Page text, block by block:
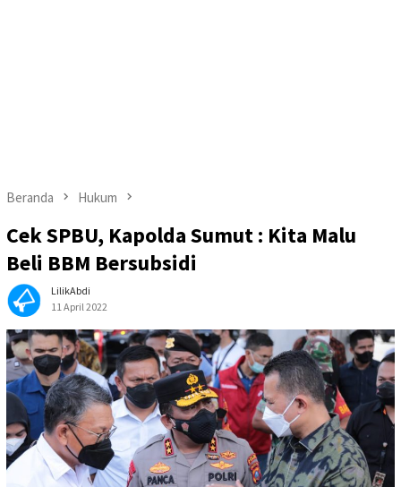
Beranda Hukum
Cek SPBU, Kapolda Sumut : Kita Malu
Beli BBM Bersubsidi
LilikAbdi
11 April 2022